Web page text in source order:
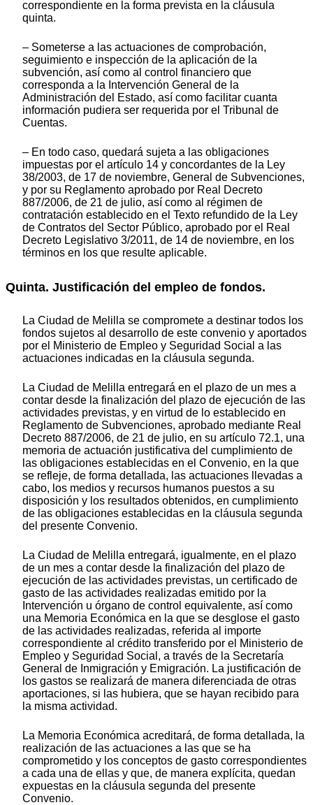
correspondiente en la forma prevista en la cláusula
quinta.
– Someterse a las actuaciones de comprobación,
seguimiento e inspección de la aplicación de la
subvención, así como al control financiero que
corresponda a la Intervención General de la
Administración del Estado, así como facilitar cuanta
información pudiera ser requerida por el Tribunal de
Cuentas.
– En todo caso, quedará sujeta a las obligaciones
impuestas por el artículo 14 y concordantes de la Ley
38/2003, de 17 de noviembre, General de Subvenciones,
y por su Reglamento aprobado por Real Decreto
887/2006, de 21 de julio, así como al régimen de
contratación establecido en el Texto refundido de la Ley
de Contratos del Sector Público, aprobado por el Real
Decreto Legislativo 3/2011, de 14 de noviembre, en los
términos en los que resulte aplicable.
Quinta. Justificación del empleo de fondos.
La Ciudad de Melilla se compromete a destinar todos los
fondos sujetos al desarrollo de este convenio y aportados
por el Ministerio de Empleo y Seguridad Social a las
actuaciones indicadas en la cláusula segunda.
La Ciudad de Melilla entregará en el plazo de un mes a
contar desde la finalización del plazo de ejecución de las
actividades previstas, y en virtud de lo establecido en
Reglamento de Subvenciones, aprobado mediante Real
Decreto 887/2006, de 21 de julio, en su artículo 72.1, una
memoria de actuación justificativa del cumplimiento de
las obligaciones establecidas en el Convenio, en la que
se refleje, de forma detallada, las actuaciones llevadas a
cabo, los medios y recursos humanos puestos a su
disposición y los resultados obtenidos, en cumplimiento
de las obligaciones establecidas en la cláusula segunda
del presente Convenio.
La Ciudad de Melilla entregará, igualmente, en el plazo
de un mes a contar desde la finalización del plazo de
ejecución de las actividades previstas, un certificado de
gasto de las actividades realizadas emitido por la
Intervención u órgano de control equivalente, así como
una Memoria Económica en la que se desglose el gasto
de las actividades realizadas, referida al importe
correspondiente al crédito transferido por el Ministerio de
Empleo y Seguridad Social, a través de la Secretaría
General de Inmigración y Emigración. La justificación de
los gastos se realizará de manera diferenciada de otras
aportaciones, si las hubiera, que se hayan recibido para
la misma actividad.
La Memoria Económica acreditará, de forma detallada, la
realización de las actuaciones a las que se ha
comprometido y los conceptos de gasto correspondientes
a cada una de ellas y que, de manera explícita, quedan
expuestas en la cláusula segunda del presente
Convenio.